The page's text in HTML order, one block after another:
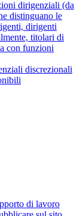
dirigenziali (da
distinguano le
dirigenti
titolari di
con funzioni
discrezionali
di lavoro